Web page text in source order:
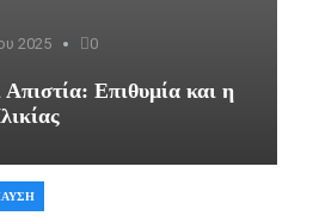
2025 0
Επιθυμία και η